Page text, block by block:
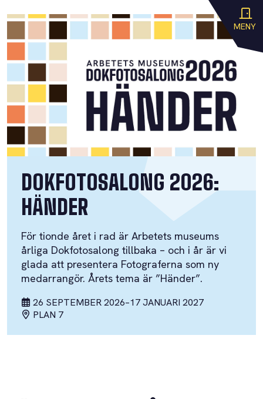
MENY
DOKFOTOSALONG 2026:
HÄNDER
För tionde året i rad är Arbetets museums
årliga Dokfotosalong tillbaka – och i år är vi
glada att presentera Fotograferna som ny
medarrangör. Årets tema är ”Händer”.
26 SEPTEMBER 2026–17 JANUARI 2027
PLAN 7